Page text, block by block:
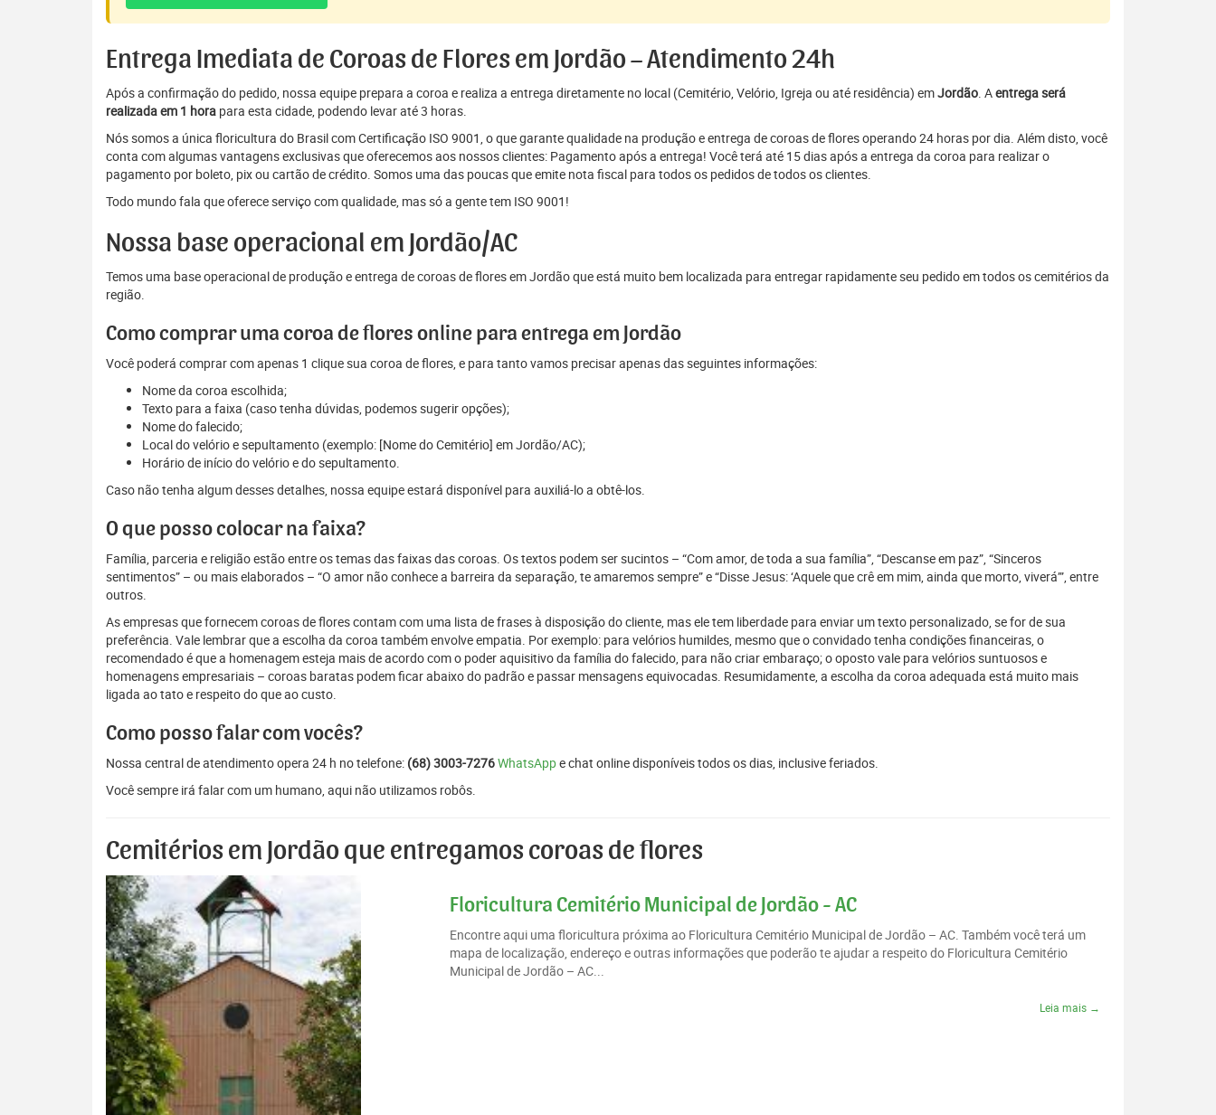
Entrega Imediata de Coroas de Flores em Jordão – Atendimento 24h
Após a confirmação do pedido, nossa equipe prepara a coroa e realiza a entrega diretamente no local (Cemitério, Velório, Igreja ou até residência) emJordão. Aentrega será
realizada em 1 hora para esta cidade, podendo levar até 3 horas.
Nós somos a única floricultura do Brasil com Certificação ISO 9001, o que garante qualidade na produção e entrega de coroas de flores operando 24 horas por dia. Além disto, você
conta com algumas vantagens exclusivas que oferecemos aos nossos clientes: Pagamento após a entrega! Você terá até 15 dias após a entrega da coroa para realizar o
pagamento por boleto, pix ou cartão de crédito. Somos uma das poucas que emite nota fiscal para todos os pedidos de todos os clientes.
Todo mundo fala que oferece serviço com qualidade, mas só a gente tem ISO 9001!
Nossa base operacional em Jordão/AC
Temos uma base operacional de produção e entrega de coroas de flores em Jordão que está muito bem localizada para entregar rapidamente seu pedido em todos os cemitérios da
região.
Como comprar uma coroa de flores online para entrega em Jordão
Você poderá comprar com apenas 1 clique sua coroa de flores, e para tanto vamos precisar apenas das seguintes informações:
Nome da coroa escolhida;
Texto para a faixa (caso tenha dúvidas, podemos sugerir opções);
Nome do falecido;
Local do velório e sepultamento (exemplo: [Nome do Cemitério] em Jordão/AC);
Horário de início do velório e do sepultamento.
Caso não tenha algum desses detalhes, nossa equipe estará disponível para auxiliá-lo a obtê-los.
O que posso colocar na faixa?
Família, parceria e religião estão entre os temas das faixas das coroas. Os textos podem ser sucintos – “Com amor, de toda a sua família”, “Descanse em paz”, “Sinceros
sentimentos” – ou mais elaborados – “O amor não conhece a barreira da separação, te amaremos sempre” e “Disse Jesus: ‘Aquele que crê em mim, ainda que morto, viverá’”, entre
outros.
As empresas que fornecem coroas de flores contam com uma lista de frases à disposição do cliente, mas ele tem liberdade para enviar um texto personalizado, se for de sua
preferência. Vale lembrar que a escolha da coroa também envolve empatia. Por exemplo: para velórios humildes, mesmo que o convidado tenha condições financeiras, o
recomendado é que a homenagem esteja mais de acordo com o poder aquisitivo da família do falecido, para não criar embaraço; o oposto vale para velórios suntuosos e
homenagens empresariais – coroas baratas podem ficar abaixo do padrão e passar mensagens equivocadas. Resumidamente, a escolha da coroa adequada está muito mais
ligada ao tato e respeito do que ao custo.
Como posso falar com vocês?
Nossa central de atendimento opera 24 h no telefone: (68) 3003-7276WhatsAppe chat online disponíveis todos os dias, inclusive feriados.
Você sempre irá falar com um humano, aqui não utilizamos robôs.
Cemitérios em Jordão que entregamos coroas de flores
Floricultura Cemitério Municipal de Jordão - AC
Encontre aqui uma floricultura próxima ao Floricultura Cemitério Municipal de Jordão – AC. Também você terá um
mapa de localização, endereço e outras informações que poderão te ajudar a respeito do Floricultura Cemitério
Municipal de Jordão – AC...
Leia mais →